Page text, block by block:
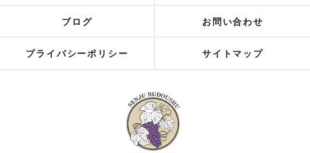
ブログ お問い合わせ
プライバシーポリシー サイトマップ